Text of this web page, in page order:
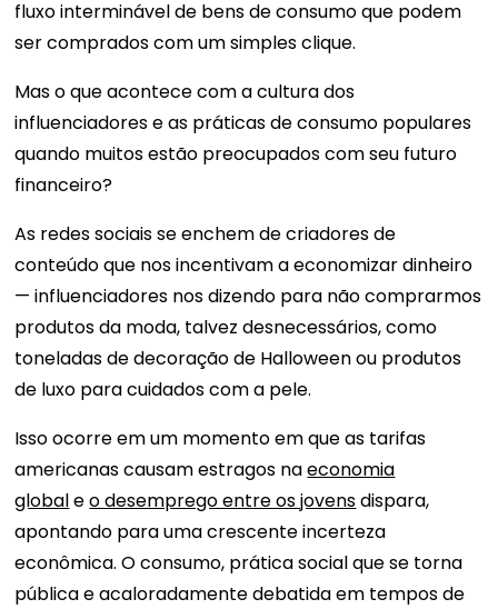
fluxo interminável de bens de consumo que podem
ser comprados com um simples clique.
Mas o que acontece com a cultura dos
influenciadores e as práticas de consumo populares
quando muitos estão preocupados com seu futuro
financeiro?
As redes sociais se enchem de criadores de
conteúdo que nos incentivam a economizar dinheiro
— influenciadores nos dizendo para não comprarmos
produtos da moda, talvez desnecessários, como
toneladas de decoração de Halloween ou produtos
de luxo para cuidados com a pele.
Isso ocorre em um momento em que as tarifas
americanas causam estragos naeconomia
globaleo desemprego entre os jovensdispara,
apontando para uma crescente incerteza
econômica. O consumo, prática social que se torna
pública e acaloradamente debatida em tempos de